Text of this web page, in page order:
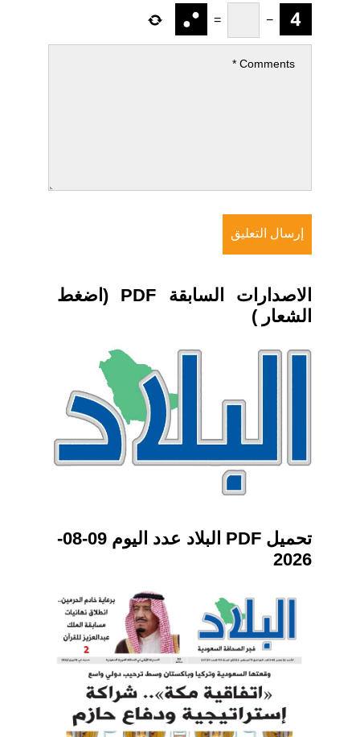
−
=
الاصدارات السابقة PDF (اضغط
الشعار )
تحميل PDF البلاد عدد اليوم 09-08-
2026